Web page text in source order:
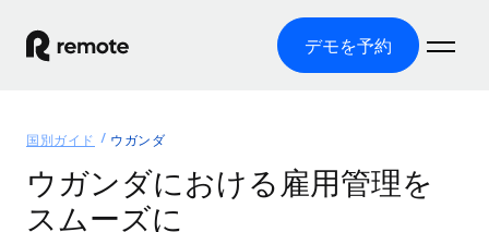
デモを予約
グローバル雇用
ソリューション
国別ガイド ウガンダ
ウガンダにおける雇用管理を
スムーズに